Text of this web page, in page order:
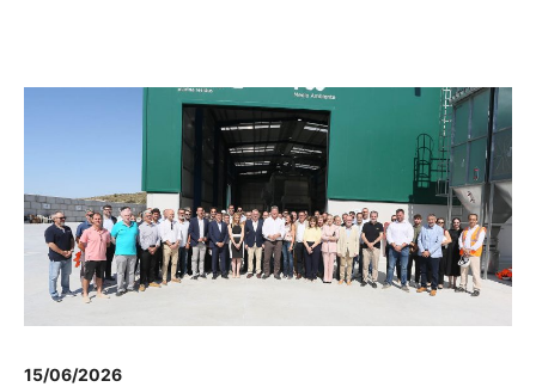
15/06/2026